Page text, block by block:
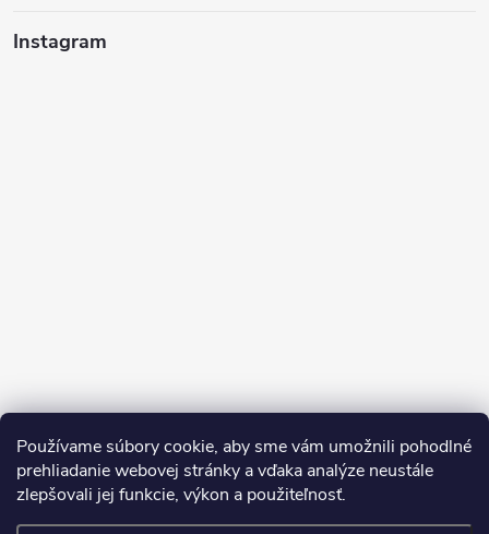
Používame súbory cookie, aby sme vám umožnili pohodlné
prehliadanie webovej stránky a vďaka analýze neustále
zlepšovali jej funkcie, výkon a použiteľnosť.
Instagram